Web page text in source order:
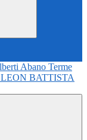
LEON BATTISTA